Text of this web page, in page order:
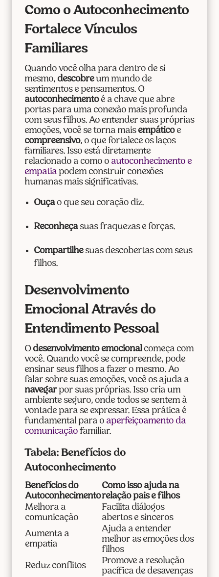
Como o Autoconhecimento
Fortalece Vínculos
Familiares
Quando você olha para dentro de si
mesmo, descobreum mundo de
sentimentos e pensamentos. O
autoconhecimentoé a chave que abre
portas para uma conexão mais profunda
com seus filhos. Ao entender suas próprias
emoções, você se torna mais empáticoe
compreensivo, o que fortalece os laços
familiares. Isso está diretamente
relacionado a como o autoconhecimento e
empatiapodem construir conexões
humanas mais significativas.
Ouçao que seu coração diz.
Reconheçasuas fraquezas e forças.
Compartilhesuas descobertas com seus
filhos.
Desenvolvimento
Emocional Através do
Entendimento Pessoal
O desenvolvimento emocionalcomeça com
você. Quando você se compreende, pode
ensinar seus filhos a fazer o mesmo. Ao
falar sobre suas emoções, você os ajuda a
navegarpor suas próprias. Isso cria um
ambiente seguro, onde todos se sentem à
vontade para se expressar. Essa prática é
fundamental para o aperfeiçoamento da
comunicaçãofamiliar.
Tabela: Benefícios do
Autoconhecimento
Benefícios do
Autoconhecimento
Como isso ajuda na
relação pais e filhos
Melhora a
comunicação
Facilita diálogos
abertos e sinceros
Aumenta a
empatia
Ajuda a entender
melhor as emoções dos
filhos
Reduz conflitos
Promove a resolução
pacífica de desavenças